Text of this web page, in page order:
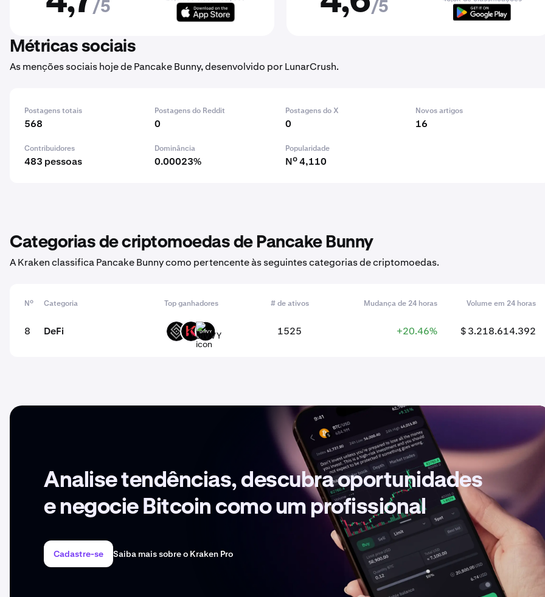
/5 /5
Métricas sociais
As menções sociais hoje de Pancake Bunny, desenvolvido por LunarCrush.
Postagens totais
568
Postagens do Reddit
0
Postagens do X
0
Novos artigos
16
Contribuidores
483 pessoas
Dominância
0.00023%
Popularidade
Nº 4,110
Categorias de criptomoedas de Pancake Bunny
A Kraken classifica Pancake Bunny como pertencente às seguintes categorias de criptomoedas.
Nº Categoria Top ganhadores # de ativos Mudança de 24 horas Volume em 24 horas
8 DeFi DECT KAR DIVVY 1525 +20.46% $ 3.218.614.392
Analise tendências, descubra oportunidades
e negocie Bitcoin como um profissional
Cadastre-se Saiba mais sobre o Kraken Pro